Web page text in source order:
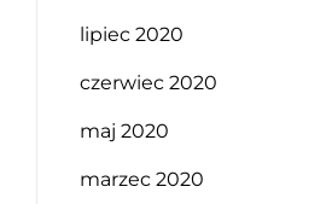
lipiec 2020
czerwiec 2020
maj 2020
marzec 2020